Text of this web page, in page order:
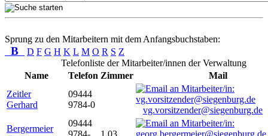
Sprung zu den Mitarbeitern mit dem Anfangsbuchstaben:
B D F G H K L M O R S Z
Telefonliste der Mitarbeiter/innen der Verwaltung
Name
Telefon Zimmer
Mail
Zeitler
Gerhard
09444
9784-0
vg.vorsitzender@siegenburg.de
Bergermeier
09444